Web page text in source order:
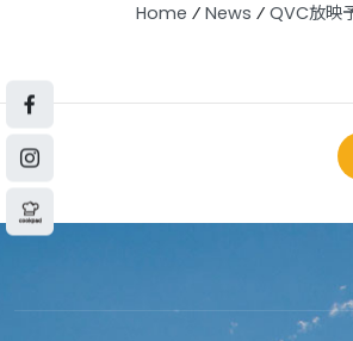
Home ⁄ News ⁄ QVC放映